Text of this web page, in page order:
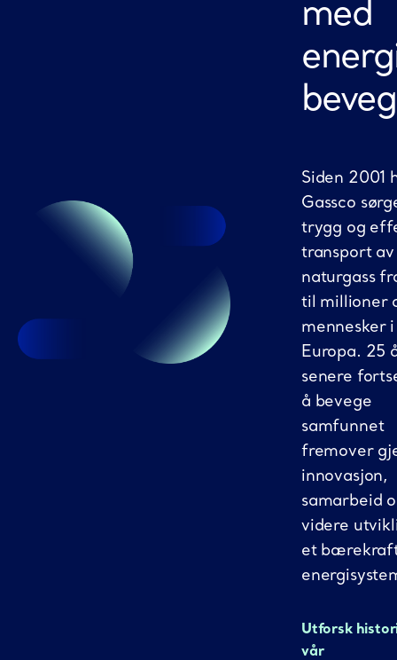
med
Siden 2001
Gassco
trygg og
transport av
naturgass
til millioner
mennesker i
Europa. 25
senere
å bevege
samfunnet
fremover
innovasjon,
samarbeid
videre
et
Utforsk
vår